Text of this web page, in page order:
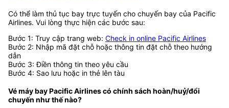
Có thể làm thủ tục bay trực tuyến cho chuyến bay của Pacific
Airlines. Vui lòng thực hiện các bước sau:
Bước 1: Truy cập trang web: Check in online Pacific Airlines
Bước 2: Nhập mã đặt chỗ hoặc thông tin đặt chỗ theo hướng
dẫn
Bước 3: Điền thông tin theo yêu cầu
Bước 4: Sao lưu hoặc in thẻ lên tàu
Vé máy bay Pacific Airlines có chính sách hoàn/huỷ/đổi
chuyến như thế nào?